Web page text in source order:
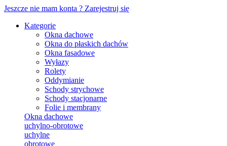
Jeszcze nie mam konta ? Zarejestruj się
Kategorie
Okna dachowe
Okna do płaskich dachów
Okna fasadowe
Wyłazy
Rolety
Oddymianie
Schody strychowe
Schody stacjonarne
Folie i membrany
Okna dachowe
uchylno-obrotowe
uchylne
obrotowe